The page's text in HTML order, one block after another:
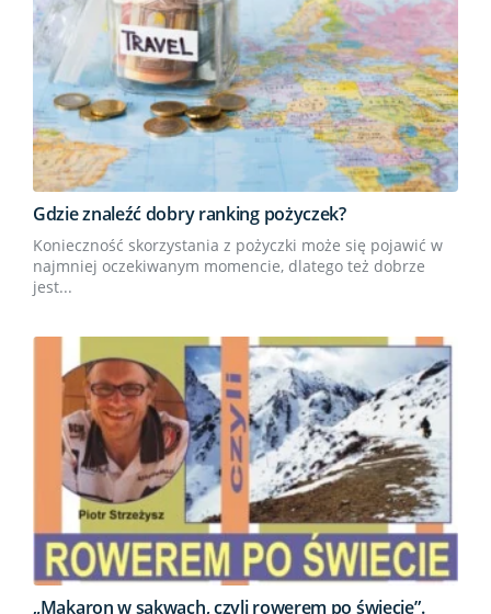
Gdzie znaleźć dobry ranking pożyczek?
Konieczność skorzystania z pożyczki może się pojawić w
najmniej oczekiwanym momencie, dlatego też dobrze
jest...
„Makaron w sakwach, czyli rowerem po świecie”.